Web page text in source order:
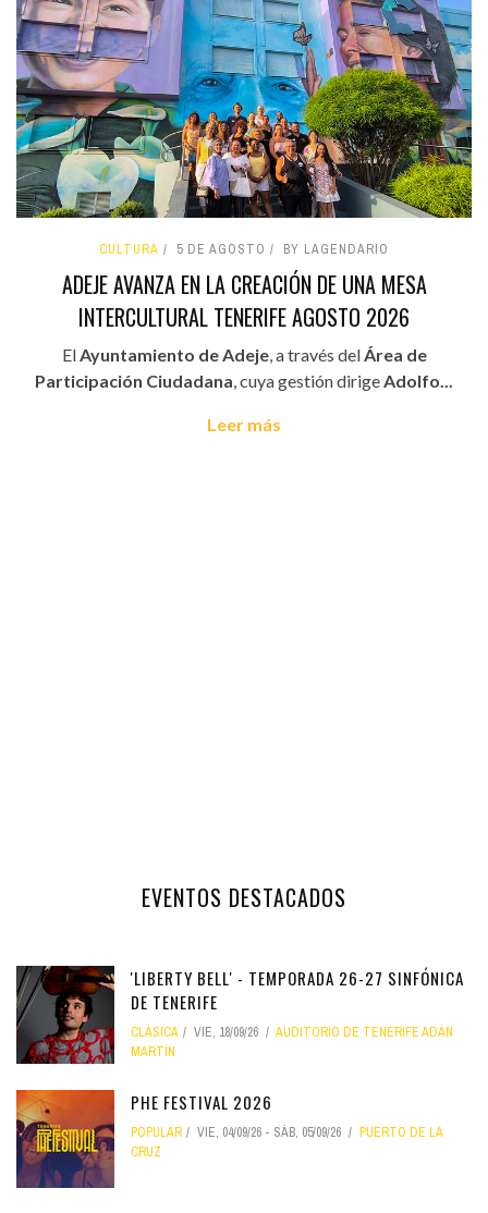
CULTURA 5 DE AGOSTO BY LAGENDARIO
ADEJE AVANZA EN LA CREACIÓN DE UNA MESA
INTERCULTURAL TENERIFE AGOSTO 2026
ElAyuntamiento de Adeje, a través delÁrea de
Participación Ciudadana, cuya gestión dirigeAdolfo...
Leer más
EVENTOS DESTACADOS
'LIBERTY BELL' - TEMPORADA 26-27 SINFÓNICA
DE TENERIFE
CLÁSICA VIE, 18/09/26
AUDITORIO DE TENERIFE ADÁN
MARTÍN
PHE FESTIVAL 2026
POPULAR VIE, 04/09/26 - SÁB, 05/09/26
PUERTO DE LA
CRUZ